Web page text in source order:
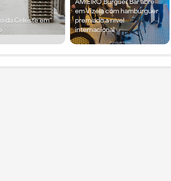
da Celeste em
AMIEIRO Burguer Bar abre
em Vizela com hambúrguer
premiado a nível
internacional